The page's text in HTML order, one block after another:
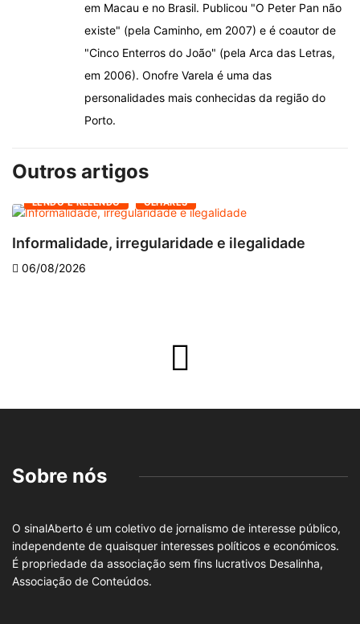
em Macau e no Brasil. Publicou "O Peter Pan não
existe" (pela Caminho, em 2007) e é coautor de
"Cinco Enterros do João" (pela Arca das Letras,
em 2006). Onofre Varela é uma das
personalidades mais conhecidas da região do
Porto.
Outros artigos
LENDO E RELENDO OLHARES
Informalidade, irregularidade e ilegalidade
06/08/2026
Sobre nós
O sinalAberto é um coletivo de jornalismo de interesse público,
independente de quaisquer interesses políticos e económicos.
É propriedade da associação sem fins lucrativos Desalinha,
Associação de Conteúdos.